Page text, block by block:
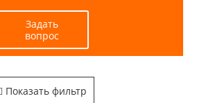
Задать
вопрос
Показать фильтр